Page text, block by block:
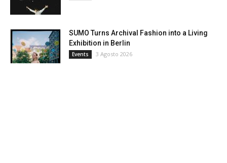
SUMO Turns Archival Fashion into a Living
Exhibition in Berlin
Events 3 Agosto 2026